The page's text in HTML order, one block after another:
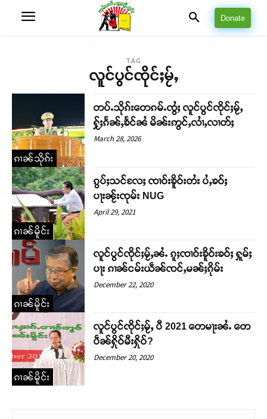
Donate
TAG
လူင်ပွင်ၸိုင်ႈမႂ်ႇ
ၵၢၼ်သိုၵ်း
တပ်ႉသိုၵ်းတေၵမ်ႉၸွႆႈ လူင်ပွင်ၸိုင်ႈမႂ်ႇ
ႁႂ်ႈၵႅၼ်ႇၶႅင်ၼႆ မိၼ်းဢွင်ႇလၢႆႇလၢတ်ႈ
March 28, 2026
ၵၢၼ်မိူင်း
ၵွပ်ႈသင်လႄႈ ၸၢဝ်းၶိူဝ်းတႆး ပႆႇၶဝ်ႈ
ပႃးၼႂ်းၸုမ်း NUG
April 29, 2021
ၵၢၼ်မိူင်း
လူင်ပွင်ၸိုင်ႈမႂ်ႇၼႆႉ ၵူႈၸၢဝ်းၶိူဝ်းၶဝ်ႈ ႁူမ်ႈ
ပႃး ၵၢၼ်ငမ်းယဵၼ်ၸင်ႇမၼ်ႈၵိုမ်း
December 22, 2020
ၵၢၼ်မိူင်း
လူင်ပွင်ၸိုင်ႈမႂ်ႇ ပီ 2021 တေမႃးၼႆႉ တေ
ပဵၼ်ႁိုဝ်မီးႁိုဝ်?
December 20, 2020